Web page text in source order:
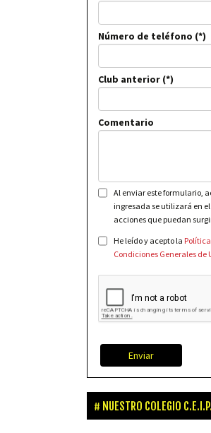
Número de teléfono
Club anterior
Comentario
Al enviar este formulario,
ingresada se utilizará en
acciones que puedan
He leído y acepto la
Condiciones Generales de
Enviar
NUESTRO COLEGIO